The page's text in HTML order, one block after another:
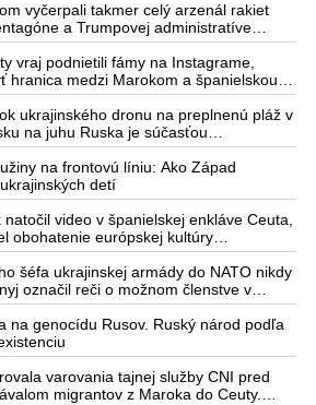
vyčerpali takmer celý arzenál rakiet
a Trumpovej administratíve
bojaschopnosť americkej armády v
s Čínou alebo Ruskom
vraj podnietili fámy na Instagrame,
hranica medzi Marokom a španielskou
ukrajinského dronu na preplnenú pláž v
na juhu Ruska je súčasťou
kopíruje model Hitlerovej „totálnej
pri Stalingrade. Útok v
loď podľa predstaviteľov Iránu
na pokyn svojich západných či
zatiahnuť Európu a ďalšie krajiny do
na frontovú líniu: Ako Západ
detí
video v španielskej enkláve Ceuta,
obohatenie európskej kultúry
migrantov. Takto by podľa neho
mu vládlo PS, Šimečka & spol.
šéfa ukrajinskej armády do NATO nikdy
označil reči o možnom členstve v
za rozprávky
na genocídu Rusov. Ruský národ podľa
varovania tajnej služby CNI pred
migrantov z Maroka do Ceuty.